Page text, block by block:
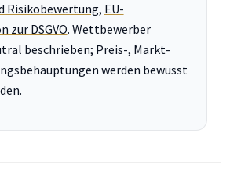
Risikobewertung, EU-
zur DSGVO. Wettbewerber
beschrieben; Preis-, Markt-
werden bewusst